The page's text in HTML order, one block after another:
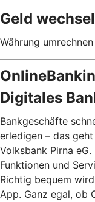
Geld
Währung
Digitales
Bankgeschäfte
erledigen – das
Volksbank Pirna
Funktionen und
Richtig bequem
App. Ganz egal, ob